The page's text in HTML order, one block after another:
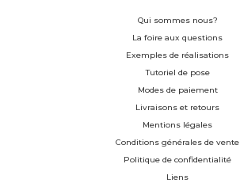
Qui sommes nous?
La foire aux questions
Exemples de réalisations
Tutoriel de pose
Modes de paiement
Livraisons et retours
Mentions légales
Conditions générales de vente
Politique de confidentialité
Liens